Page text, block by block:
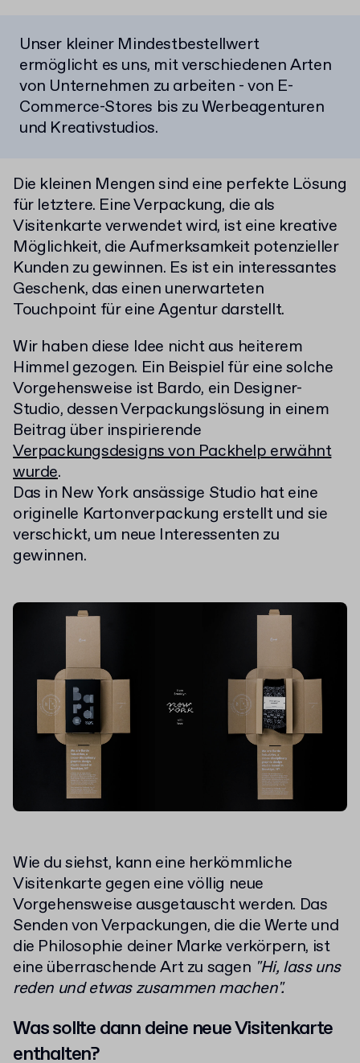
Unser kleiner Mindestbestellwert
ermöglicht es uns, mit verschiedenen Arten
von Unternehmen zu arbeiten - von E-
Commerce-Stores bis zu Werbeagenturen
und Kreativstudios.
Die kleinen Mengen sind eine perfekte Lösung
für letztere. Eine Verpackung, die als
Visitenkarte verwendet wird, ist eine kreative
Möglichkeit, die Aufmerksamkeit potenzieller
Kunden zu gewinnen. Es ist ein interessantes
Geschenk, das einen unerwarteten
Touchpoint für eine Agentur darstellt.
Wir haben diese Idee nicht aus heiterem
Himmel gezogen. Ein Beispiel für eine solche
Vorgehensweise ist Bardo, ein Designer-
Studio, dessen Verpackungslösung in einem
Beitrag über inspirierende
Verpackungsdesigns von Packhelp erwähnt
wurde.
Das in New York ansässige Studio hat eine
originelle Kartonverpackung erstellt und sie
verschickt, um neue Interessenten zu
gewinnen.
Wie du siehst, kann eine herkömmliche
Visitenkarte gegen eine völlig neue
Vorgehensweise ausgetauscht werden. Das
Senden von Verpackungen, die die Werte und
die Philosophie deiner Marke verkörpern, ist
eine überraschende Art zu sagen "Hi, lass uns
reden und etwas zusammen machen".
Was sollte dann deine neue Visitenkarte
enthalten?